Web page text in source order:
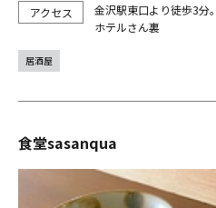
金沢駅東口より徒歩3分
ホテルさん裏
居酒屋
食堂sasanqua